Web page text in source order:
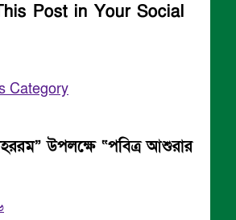
Post in Your Social
Category
উপলক্ষে “পবিত্র আশুরার